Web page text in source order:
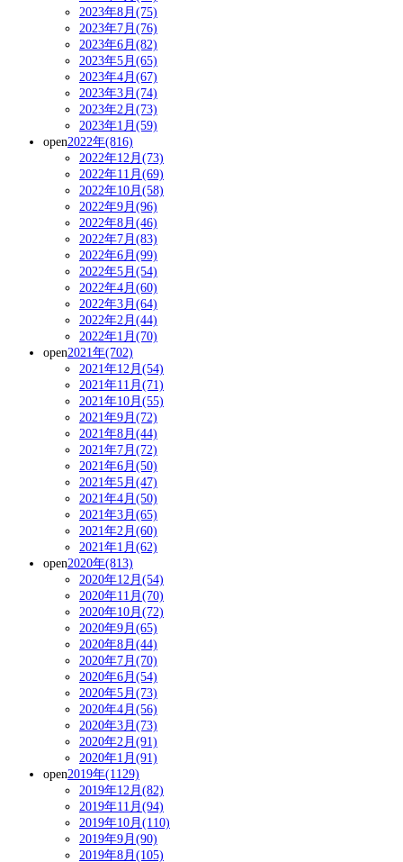
2023年8月(75)
2023年7月(76)
2023年6月(82)
2023年5月(65)
2023年4月(67)
2023年3月(74)
2023年2月(73)
2023年1月(59)
open2022年(816)
2022年12月(73)
2022年11月(69)
2022年10月(58)
2022年9月(96)
2022年8月(46)
2022年7月(83)
2022年6月(99)
2022年5月(54)
2022年4月(60)
2022年3月(64)
2022年2月(44)
2022年1月(70)
open2021年(702)
2021年12月(54)
2021年11月(71)
2021年10月(55)
2021年9月(72)
2021年8月(44)
2021年7月(72)
2021年6月(50)
2021年5月(47)
2021年4月(50)
2021年3月(65)
2021年2月(60)
2021年1月(62)
open2020年(813)
2020年12月(54)
2020年11月(70)
2020年10月(72)
2020年9月(65)
2020年8月(44)
2020年7月(70)
2020年6月(54)
2020年5月(73)
2020年4月(56)
2020年3月(73)
2020年2月(91)
2020年1月(91)
open2019年(1129)
2019年12月(82)
2019年11月(94)
2019年10月(110)
2019年9月(90)
2019年8月(105)